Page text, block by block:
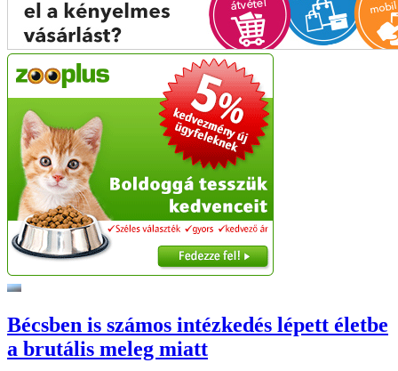
Bécsben is számos intézkedés lépett életbe
a brutális meleg miatt